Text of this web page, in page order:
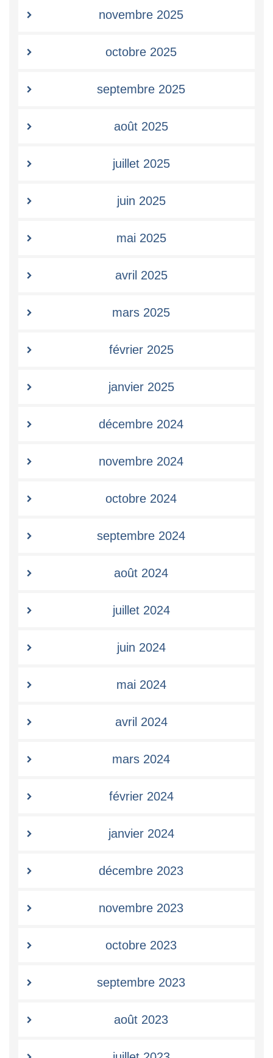
novembre 2025
octobre 2025
septembre 2025
août 2025
juillet 2025
juin 2025
mai 2025
avril 2025
mars 2025
février 2025
janvier 2025
décembre 2024
novembre 2024
octobre 2024
septembre 2024
août 2024
juillet 2024
juin 2024
mai 2024
avril 2024
mars 2024
février 2024
janvier 2024
décembre 2023
novembre 2023
octobre 2023
septembre 2023
août 2023